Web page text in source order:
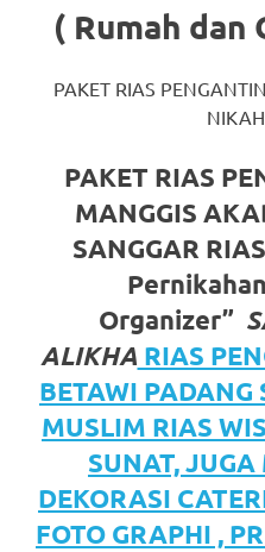
more
https://
these
guys
https://
comment
( Rumah dan
PAKET RIAS
PAKET RIAS
MANGGIS
SANGGAR
Organizer”
ALIKHA RIAS
BETAWI
MUSLIM RIAS
SUNAT,
DEKORASI
FOTO GRAPHI ,